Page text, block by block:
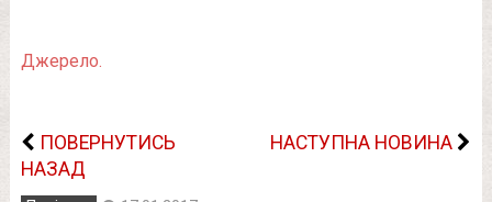
Джерело.
ПОВЕРНУТИСЬ
НАЗАД
НАСТУПНА НОВИНА